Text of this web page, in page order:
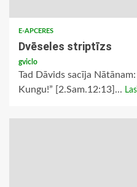
E-APCERES
Dvēseles striptīzs
gviclo
Tad Dāvids sacīja
Kungu!” [2.Sam.12:13]...